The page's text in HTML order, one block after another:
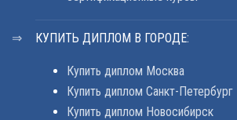
КУПИТЬ ДИПЛОМ В ГОРОДЕ:
Купить диплом Москва
Купить диплом Санкт-Петербург
Купить диплом Новосибирск